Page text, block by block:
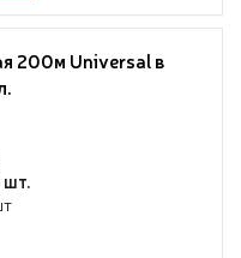
200м Universal в
шт.